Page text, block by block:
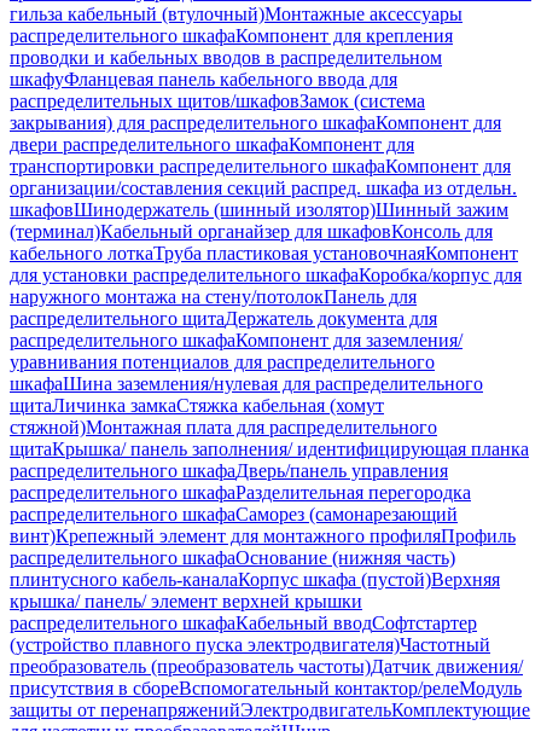
гильза кабельный (втулочный)Монтажные аксессуары
распределительного шкафаКомпонент для крепления
проводки и кабельных вводов в распределительном
шкафуФланцевая панель кабельного ввода для
распределительных щитов/шкафовЗамок (система
закрывания) для распределительного шкафаКомпонент для
двери распределительного шкафаКомпонент для
транспортировки распределительного шкафаКомпонент для
организации/составления секций распред. шкафа из отдельн.
шкафовШинодержатель (шинный изолятор)Шинный зажим
(терминал)Кабельный органайзер для шкафовКонсоль для
кабельного лоткаТруба пластиковая установочнаяКомпонент
для установки распределительного шкафаКоробка/корпус для
наружного монтажа на стену/потолокПанель для
распределительного щитаДержатель документа для
распределительного шкафаКомпонент для заземления/
уравнивания потенциалов для распределительного
шкафаШина заземления/нулевая для распределительного
щитаЛичинка замкаСтяжка кабельная (хомут
стяжной)Монтажная плата для распределительного
щитаКрышка/ панель заполнения/ идентифицирующая планка
распределительного шкафаДверь/панель управления
распределительного шкафаРазделительная перегородка
распределительного шкафаСаморез (самонарезающий
винт)Крепежный элемент для монтажного профиляПрофиль
распределительного шкафаОснование (нижняя часть)
плинтусного кабель-каналаКорпус шкафа (пустой)Верхняя
крышка/ панель/ элемент верхней крышки
распределительного шкафаКабельный вводСофтстартер
(устройство плавного пуска электродвигателя)Частотный
преобразователь (преобразователь частоты)Датчик движения/
присутствия в сбореВспомогательный контактор/релеМодуль
защиты от перенапряженийЭлектродвигательКомплектующие